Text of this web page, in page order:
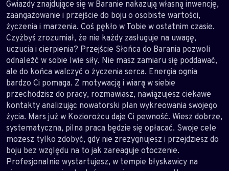
Gwiazdy znajdujące się w Baranie nakazują własną inwencję,
zaangażowanie i przejście do boju o osobiste wartości,
życzenia i marzenia. Coś pękło w Tobie w ostatnim czasie.
Czyżbyś zrozumiał, że nie każdy zasługuje na uwagę,
uczucia i cierpienia? Przejście Słońca do Barania pozwoli
odnaleźć w sobie lwie siły. Nie masz zamiaru się poddawać,
ale do końca walczyć o życzenia serca. Energia ognia
bardzo Ci pomaga. Z motywacją i wiarą w siebie
przechodzisz do pracy, rozmawiasz, nawiązujesz ciekawe
kontakty analizując nowatorski plan wykreowania swojego
życia. Mars już w Koziorożcu daje Ci pewność. Wiesz dobrze,
systematyczna, pilna praca będzie się opłacać. Swoje cele
możesz tylko zdobyć, gdy nie zrezygnujesz i przejdziesz do
boju bez względu na to jak zareaguje otoczenie.
Profesjonalnie wystartujesz, w tempie błyskawicy na